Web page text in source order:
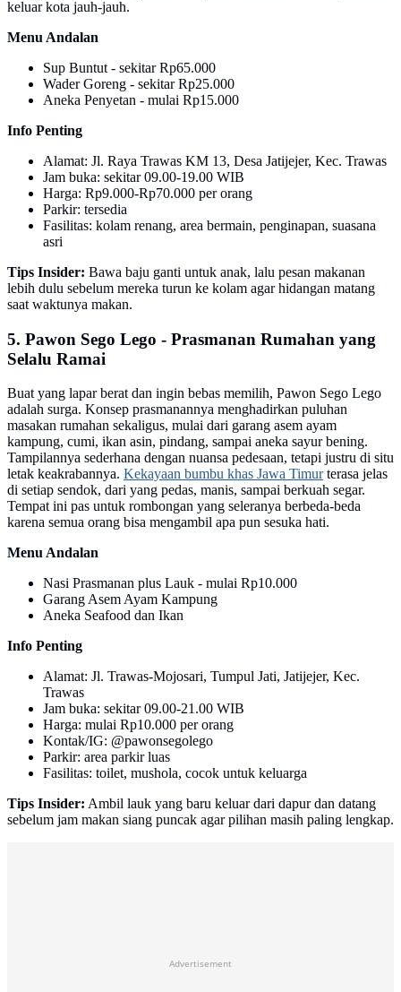
keluar kota jauh-jauh.
Menu Andalan
Sup Buntut - sekitar Rp65.000
Wader Goreng - sekitar Rp25.000
Aneka Penyetan - mulai Rp15.000
Info Penting
Alamat: Jl. Raya Trawas KM 13, Desa Jatijejer, Kec. Trawas
Jam buka: sekitar 09.00-19.00 WIB
Harga: Rp9.000-Rp70.000 per orang
Parkir: tersedia
Fasilitas: kolam renang, area bermain, penginapan, suasana
asri
Tips Insider: Bawa baju ganti untuk anak, lalu pesan makanan
lebih dulu sebelum mereka turun ke kolam agar hidangan matang
saat waktunya makan.
5. Pawon Sego Lego - Prasmanan Rumahan yang
Selalu Ramai
Buat yang lapar berat dan ingin bebas memilih, Pawon Sego Lego
adalah surga. Konsep prasmanannya menghadirkan puluhan
masakan rumahan sekaligus, mulai dari garang asem ayam
kampung, cumi, ikan asin, pindang, sampai aneka sayur bening.
Tampilannya sederhana dengan nuansa pedesaan, tetapi justru di situ
letak keakrabannya. Kekayaan bumbu khas Jawa Timurterasa jelas
di setiap sendok, dari yang pedas, manis, sampai berkuah segar.
Tempat ini pas untuk rombongan yang seleranya berbeda-beda
karena semua orang bisa mengambil apa pun sesuka hati.
Menu Andalan
Nasi Prasmanan plus Lauk - mulai Rp10.000
Garang Asem Ayam Kampung
Aneka Seafood dan Ikan
Info Penting
Alamat: Jl. Trawas-Mojosari, Tumpul Jati, Jatijejer, Kec.
Trawas
Jam buka: sekitar 09.00-21.00 WIB
Harga: mulai Rp10.000 per orang
Kontak/IG: @pawonsegolego
Parkir: area parkir luas
Fasilitas: toilet, mushola, cocok untuk keluarga
Tips Insider: Ambil lauk yang baru keluar dari dapur dan datang
sebelum jam makan siang puncak agar pilihan masih paling lengkap.
Advertisement